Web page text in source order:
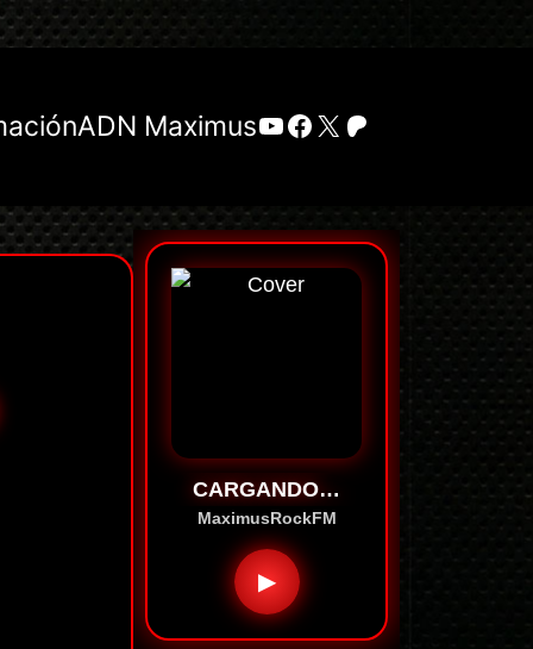
ADN MaximusYouTube
Facebook
X Patreon
CARGANDO…
MaximusRockFM
▶